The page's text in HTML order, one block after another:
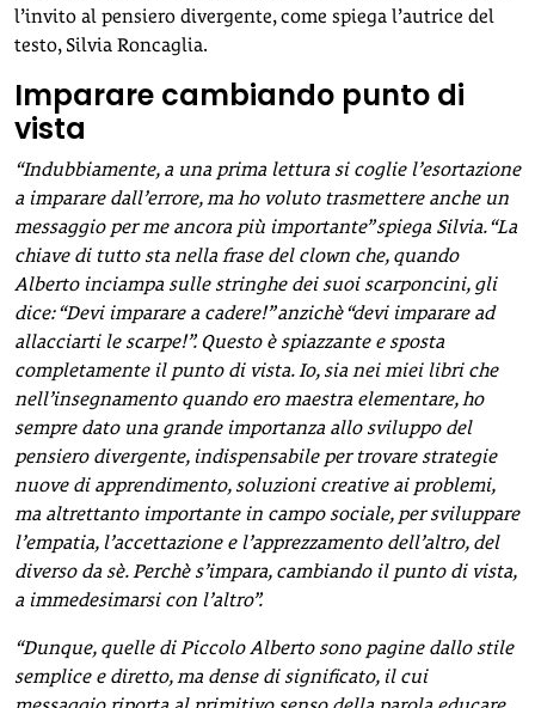
l’invito al pensiero divergente, come spiega l’autrice del
testo, Silvia Roncaglia.
Imparare cambiando punto di
vista
“Indubbiamente, a una prima lettura si coglie l’esortazione
a imparare dall’errore, ma ho voluto trasmettere anche un
messaggio per me ancora più importante” spiega Silvia. “La
chiave di tutto sta nella frase del clown che, quando
Alberto inciampa sulle stringhe dei suoi scarponcini, gli
dice: “Devi imparare a cadere!” anzichè “devi imparare ad
allacciarti le scarpe!”. Questo è spiazzante e sposta
completamente il punto di vista. Io, sia nei miei libri che
nell’insegnamento quando ero maestra elementare, ho
sempre dato una grande importanza allo sviluppo del
pensiero divergente, indispensabile per trovare strategie
nuove di apprendimento, soluzioni creative ai problemi,
ma altrettanto importante in campo sociale, per sviluppare
l’empatia, l’accettazione e l’apprezzamento dell’altro, del
diverso da sè. Perchè s’impara, cambiando il punto di vista,
a immedesimarsi con l’altro”.
“Dunque, quelle di Piccolo Alberto sono pagine dallo stile
semplice e diretto, ma dense di significato, il cui